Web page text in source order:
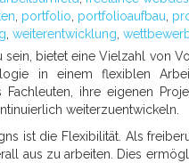
portfolio portfolioaufbau
weiterentwicklung
bietet eine Vielzahl von
in einem flexiblen
ihre eigenen
weiterzuentwickeln.
ist die Flexibilität. Als
aus zu arbeiten. Dies